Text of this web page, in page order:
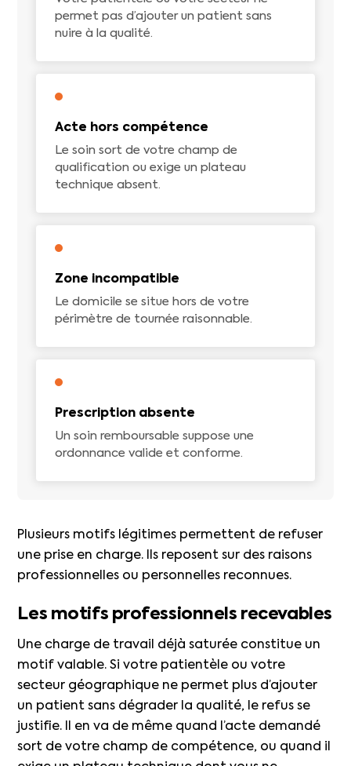
permet pas d’ajouter un patient sans
nuire à la qualité.
Acte hors compétence
Le soin sort de votre champ de
qualification ou exige un plateau
technique absent.
Zone incompatible
Le domicile se situe hors de votre
périmètre de tournée raisonnable.
Prescription absente
Un soin remboursable suppose une
ordonnance valide et conforme.
Plusieurs motifs légitimes permettent de refuser
une prise en charge. Ils reposent sur des raisons
professionnelles ou personnelles reconnues.
Les motifs professionnels recevables
Une charge de travail déjà saturée constitue un
motif valable. Si votre patientèle ou votre
secteur géographique ne permet plus d’ajouter
un patient sans dégrader la qualité, le refus se
justifie. Il en va de même quand l’acte demandé
sort de votre champ de compétence, ou quand il